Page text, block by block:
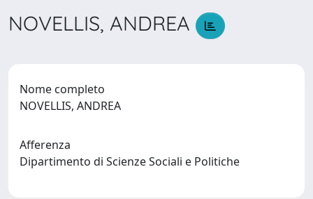
NOVELLIS, ANDREA
Nome completo
NOVELLIS, ANDREA
Afferenza
Dipartimento di Scienze Sociali e Politiche